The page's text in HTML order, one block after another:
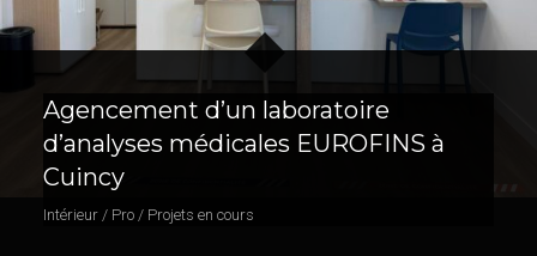
Agencement d’un laboratoire
d’analyses médicales EUROFINS à
Cuincy
Intérieur / Pro / Projets en cours